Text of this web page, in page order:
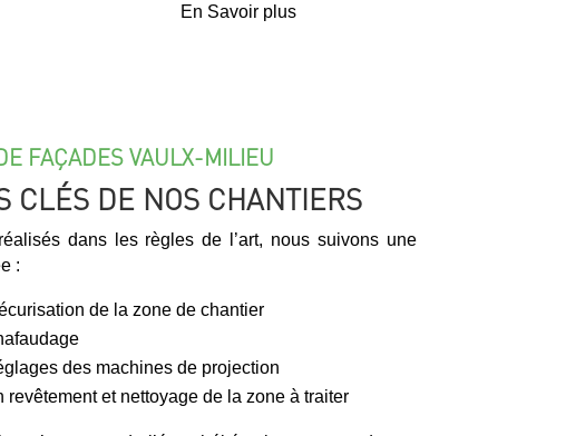
En Savoir plus
FAÇADES VAULX-MILIEU
CLÉS DE NOS CHANTIERS
dans les règles de l’art, nous suivons une
:
de la zone de chantier
des machines de projection
revêtement et nettoyage de la zone à traiter